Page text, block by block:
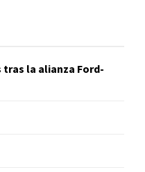
la alianza Ford-